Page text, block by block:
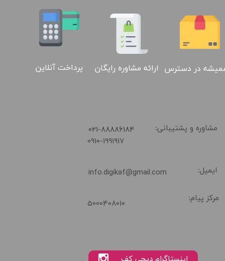
در دسترس ارائه مشاوره رایگان پرداخت آنلاین
مشاوره و پشتیبانی: ​021-88886184
info.digikaf@gmail.com ایمیل:
مرکز پیام: 5000408010
0910-1991917